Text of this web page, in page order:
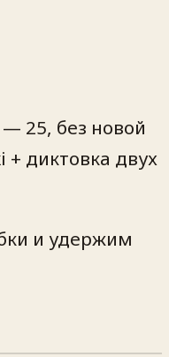
25, без новой
диктовка двух
и удержим